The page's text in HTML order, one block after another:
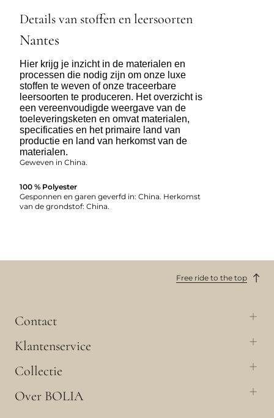
Details van stoffen en leersoorten
Nantes
Hier krijg je inzicht in de materialen en
processen die nodig zijn om onze luxe
stoffen te weven of onze traceerbare
leersoorten te produceren. Het overzicht is
een vereenvoudigde weergave van de
toeleveringsketen en omvat materialen,
specificaties en het primaire land van
productie en land van herkomst van de
materialen.
Geweven in China.
100 % Polyester
Gesponnen en garen geverfd in: China. Herkomst
van de grondstof: China.
Free ride to the top
Contact
Klantenservice
Collectie
Over BOLIA